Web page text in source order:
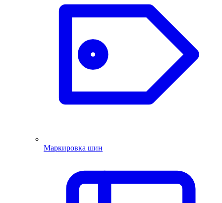
Маркировка шин